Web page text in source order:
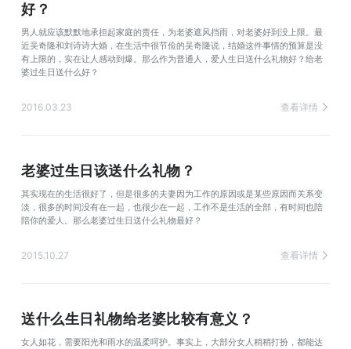
好？
男人就应该默默地承担起家庭的责任，为老婆遮风挡雨，对老婆好到没上限。最
近吴奇隆和刘诗诗大婚，在生活中很节俭的吴奇隆说，结婚这件事情的预算是没
有上限的，实在让人感动到爆。那么作为普通人，爱人生日送什么礼物好？给老
婆过生日送什么好？
2016.03.23 查看详情
老婆过生日该送什么礼物？
其实现在的生活很好了，但是很多的夫妻因为工作的原因或是某些原因而关系变
淡，很多的时间没有在一起，也很少在一起，工作不是生活的全部，有时间也陪
陪你的爱人。那么老婆过生日送什么礼物最好？
2015.10.27 查看详情
送什么生日礼物给老婆比较有意义？
女人如花，需要阳光和雨水的温柔呵护。事实上，大部分女人稍稍打扮，都能达